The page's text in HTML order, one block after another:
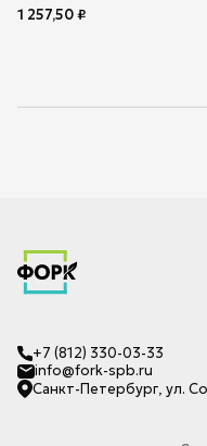
1 257,50₽
+7 (812) 330-03-33
info@fork-spb.ru
Санкт-Петербург, ул.